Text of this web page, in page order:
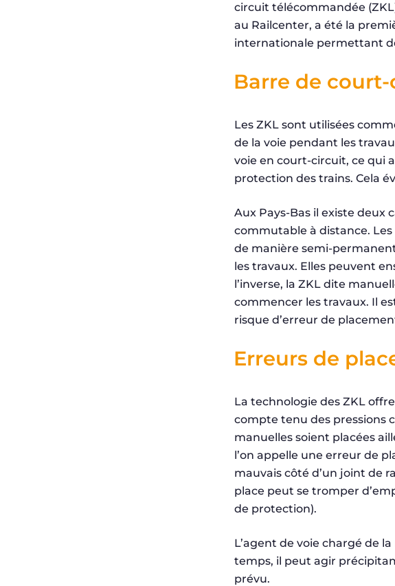
circuit télécommandée
au Railcenter, a été la
internationale permettant
Barre de
Les ZKL sont utilisées
de la voie pendant les
voie en court-circuit, ce qui
protection des trains. Cela
Aux Pays-Bas il existe deux
commutable à distance.
de manière semi-
les travaux. Elles peuvent
l’inverse, la ZKL dite
commencer les travaux. Il
risque d’erreur de
Erreurs de
La technologie des ZKL
compte tenu des pressions
manuelles soient placées
l’on appelle une erreur de
mauvais côté d’un joint de
place peut se tromper
de protection).
L’agent de voie chargé de
temps, il peut agir
prévu.